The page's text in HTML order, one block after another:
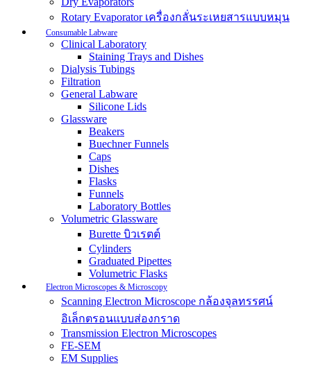
Rotary Evaporator เครื่องกลั่นระเหยสารแบบหมุน
Consumable Labware
Clinical Laboratory
Staining Trays and Dishes
Dialysis Tubings
Filtration
General Labware
Silicone Lids
Glassware
Beakers
Buechner Funnels
Caps
Dishes
Flasks
Funnels
Laboratory Bottles
Volumetric Glassware
Burette บิวเรตต์
Cylinders
Graduated Pipettes
Volumetric Flasks
Electron Microscopes & Microscopy
Scanning Electron Microscope กล้องจุลทรรศน์
อิเล็กตรอนแบบส่องกราด
Transmission Electron Microscopes
FE-SEM
EM Supplies